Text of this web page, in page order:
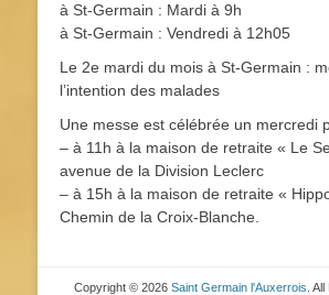
à St-Germain : Mardi à 9h
à St-Germain : Vendredi à 12h05
Le 2e mardi du mois à St-Germain :
l’intention des malades
Une messe est célébrée un mercredi
– à 11h à la maison de retraite « Le
avenue de la Division Leclerc
– à 15h à la maison de retraite «
Chemin de la Croix-Blanche.
Copyright © 2026 Saint Germain l'Auxerrois .